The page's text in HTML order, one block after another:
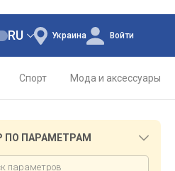
Украина
RU Войти
Спорт Мода и аксессуары
ПО ПАРАМЕТРАМ